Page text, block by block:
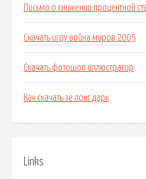
Письмо о снижении процентной
Скачать игру война миров 2005
Скачать фотошоп иллюстратор
Как скачать зе лонг дарк
Links